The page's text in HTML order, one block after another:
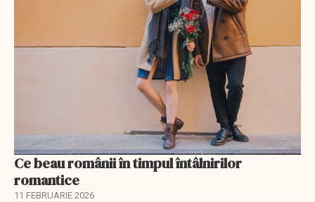
Ce beau românii în timpul întâlnirilor
romantice
11 FEBRUARIE 2026